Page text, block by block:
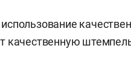
качественную